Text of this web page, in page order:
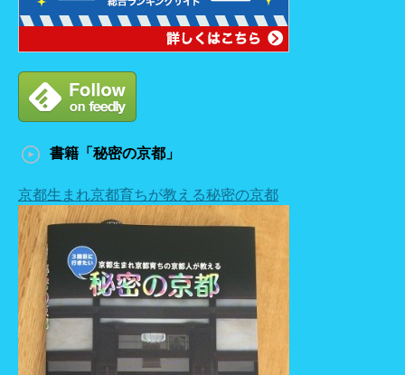
書籍「秘密の京都」
京都生まれ京都育ちが教える秘密の京都